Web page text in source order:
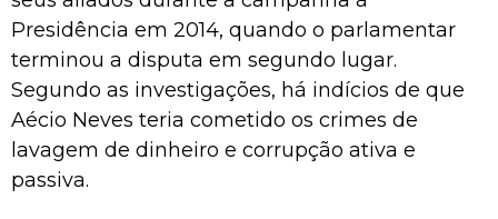
Presidência em 2014, quando o parlamentar
terminou a disputa em segundo lugar.
Segundo as investigações, há indícios de que
Aécio Neves teria cometido os crimes de
lavagem de dinheiro e corrupção ativa e
passiva.